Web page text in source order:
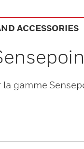
ACCESSORIES
la gamme